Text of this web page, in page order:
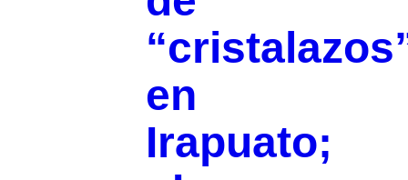
en
Irapuato;